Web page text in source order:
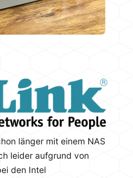
länger mit einem NAS
leider aufgrund von
den Intel